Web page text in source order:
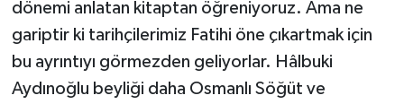
dönemi anlatan kitaptan öğreniyoruz. Ama ne
gariptir ki tarihçilerimiz Fatihi öne çıkartmak için
bu ayrıntıyı görmezden geliyorlar. Hâlbuki
Aydınoğlu beyliği daha Osmanlı Söğüt ve